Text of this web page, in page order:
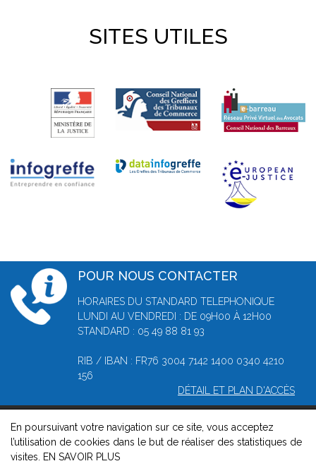
SITES UTILES
POUR NOUS CONTACTER
HORAIRES DU STANDARD TELEPHONIQUE
LUNDI AU VENDREDI : DE 09H00 À 12H00
STANDARD : 05 49 88 81 93
RIB / IBAN : FR76 3004 7142 1400 0340 4210
156
DÉTAIL ET PLAN D'ACCÈS
© 2026, Greffe du tribunal de commerce de Poitiers -Mentions
légales-Contact -Gestion des cookies -Politique de
confidentialité et de cookies
En poursuivant votre navigation sur ce site, vous acceptez
l’utilisation de cookies dans le but de réaliser des statistiques de
visites.
EN SAVOIR PLUS